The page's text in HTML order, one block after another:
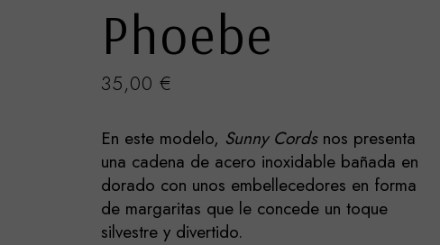
Phoebe
35,00€
En este modelo, Sunny Cords nos presenta
una cadena de acero inoxidable bañada en
dorado con unos embellecedores en forma
de margaritas que le concede un toque
silvestre y divertido.